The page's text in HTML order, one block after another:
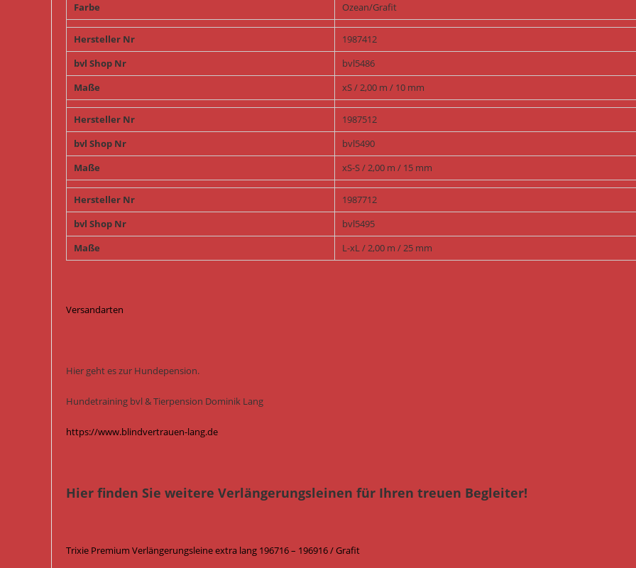
Farbe
Ozean/Grafit
Hersteller Nr
1987412
bvl Shop Nr
bvl5486
Maße
xS / 2,00 m / 10 mm
Hersteller Nr
1987512
bvl Shop Nr
bvl5490
Maße
xS-S / 2,00 m / 15 mm
Hersteller Nr
1987712
bvl Shop Nr
bvl5495
Maße
L-xL / 2,00 m / 25 mm
Versandarten
Hier geht es zur Hundepension.
Hundetraining bvl & Tierpension Dominik Lang
https://www.blindvertrauen-lang.de
Hier finden Sie weitere Verlängerungsleinen für Ihren treuen Begleiter!
Trixie Premium Verlängerungsleine extra lang 196716 – 196916 / Grafit